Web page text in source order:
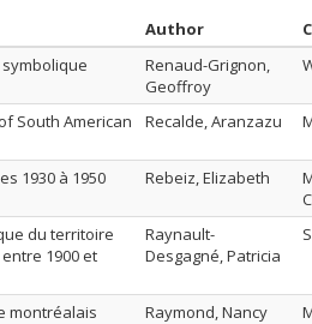
Author Sort by
Renaud-Grignon,
Geoffroy
South American Recalde, Aranzazu
1930 à 1950 Rebeiz, Elizabeth
du territoire
1900 et
Raynault-
Desgagné, Patricia
montréalais Raymond, Nancy